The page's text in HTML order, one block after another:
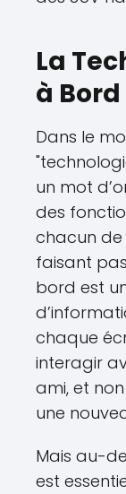
La
à
Dans le
un mot
des
chacun de
faisant
bord est
chaque
interagir
ami, et
une
Mais au-
est